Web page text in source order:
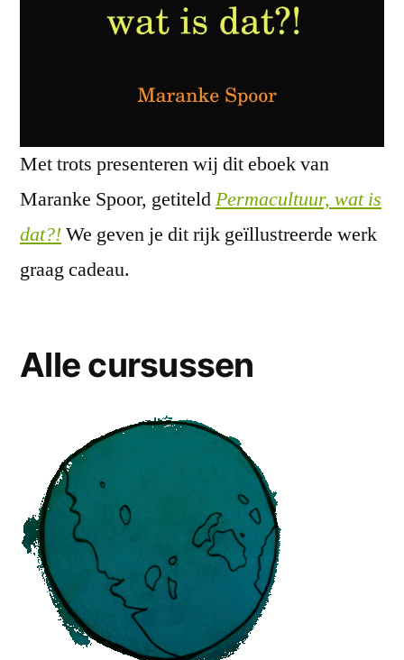
Met trots presenteren wij dit eboek van
Maranke Spoor, getiteldPermacultuur, wat is
dat?!We geven je dit rijk geïllustreerde werk
graag cadeau.
Alle cursussen